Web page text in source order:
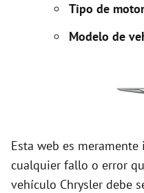
Tipo de
Modelo de
Esta web es
cualquier fallo o error
vehículo Chrysler debe